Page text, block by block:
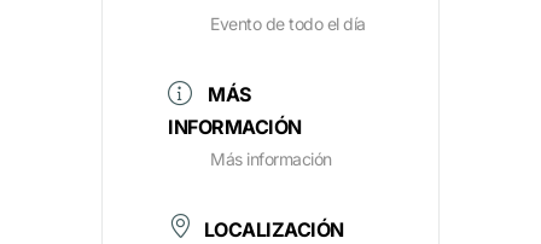
Evento de todo el día
MÁS
INFORMACIÓN
Más información
LOCALIZACIÓN